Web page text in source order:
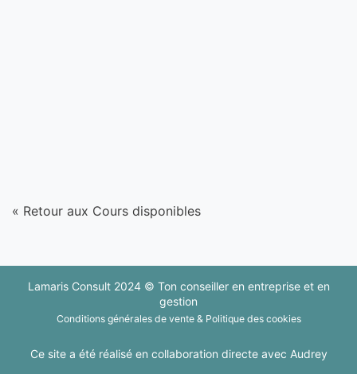
« Retour aux Cours disponibles
Lamaris Consult 2024 © Ton conseiller en entreprise et en
gestion
Conditions générales de vente& ​ Politique des cookies
Ce site a été réalisé en collaboration directe avec Audrey